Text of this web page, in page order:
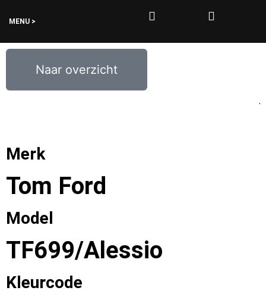
MENU >
Naar overzicht
0,00
Merk
Tom Ford
Model
TF699/Alessio
Kleurcode